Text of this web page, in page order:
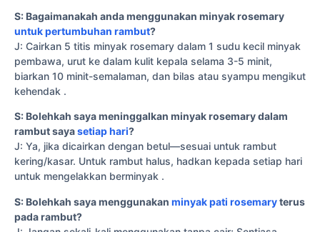
S: Bagaimanakah anda menggunakan minyak rosemary
untuk pertumbuhan rambut?
J: Cairkan 5 titis minyak rosemary dalam 1 sudu kecil minyak
pembawa, urut ke dalam kulit kepala selama 3-5 minit,
biarkan 10 minit-semalaman, dan bilas atau syampu mengikut
kehendak .
S: Bolehkah saya meninggalkan minyak rosemary dalam
rambut sayasetiap hari?
J: Ya, jika dicairkan dengan betul—sesuai untuk rambut
kering/kasar. Untuk rambut halus, hadkan kepada setiap hari
untuk mengelakkan berminyak .
S: Bolehkah saya menggunakan minyak pati rosemaryterus
pada rambut?